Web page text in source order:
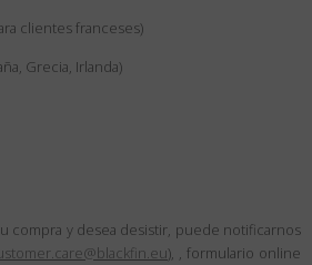
clientes franceses)
Grecia, Irlanda)
compra y desea desistir, puede notificarnos
), , formulario online